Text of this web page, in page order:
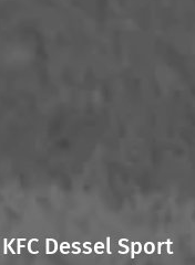
Dessel Sport